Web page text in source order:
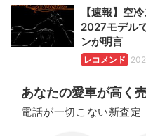
【速報】空
2027モデル
ンが明言
レコメンド
あなたの愛車が高く
電話が一切こない新査定